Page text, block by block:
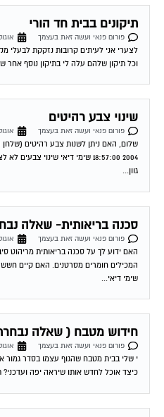
תיקונים בבית חד הורי
פורום פנאי ועשה זאת בעצמך
לצערי אני לעיתים קרובות נזקקת לבעלי
וכל תיקון שלהם עלה לי בתיקון נוסף אחר
שינוי צבע רהיטים
פורום פנאי ועשה זאת בעצמך
2004 18:57:00 שימי דיאי שינוי
גוון...
סכנה בריאותית- שאלה
פורום פנאי ועשה זאת בעצמך
אוגוסט
האם ידוע לך על סכנה בריאותית מריהוט
שימי דיאי...
חידוש מטבח ( שאלה
פורום פנאי ועשה זאת בעצמך
אוגוסט
י שלי בבית מטבח שהגוף עצמו בסדר גמור
כיצד אוכל לחדש אותו שיראה יפה ועדכני? תודה
בניית מיטת נוער מעץ